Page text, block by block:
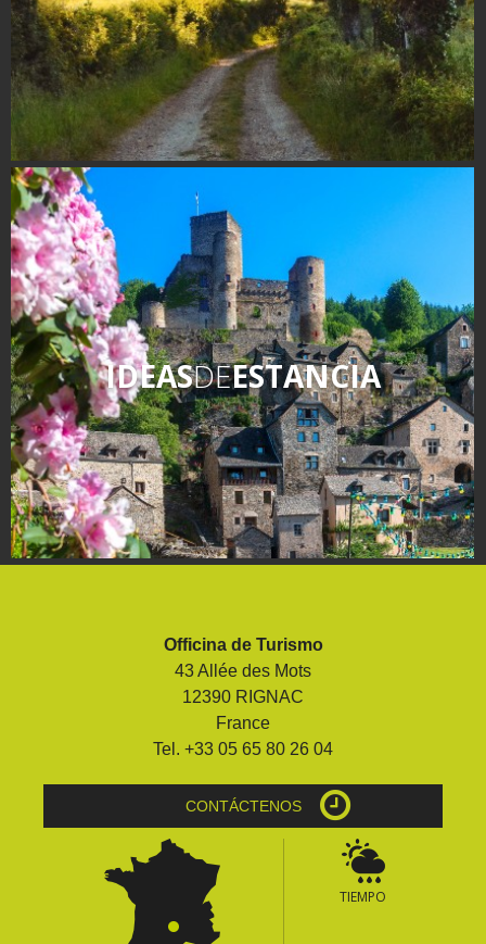
IDEASDEESTANCIA
Officina de Turismo
43 Allée des Mots
12390 RIGNAC
France
Tel. +33 05 65 80 26 04
CONTÁCTENOS
TIEMPO